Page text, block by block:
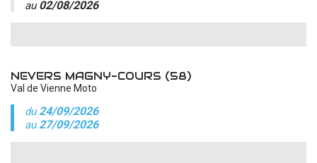
au02/08/2026
NEVERS MAGNY-COURS (58)
Val de Vienne Moto
du24/09/2026
au27/09/2026